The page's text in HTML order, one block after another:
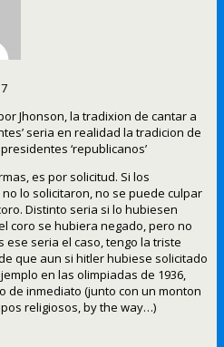
Jhonson, la tradixion de cantar a
seria en realidad la tradicion de
‘republicanos’
es por solicitud. Si los
lo solicitaron, no se puede culpar
Distinto seria si lo hubiesen
coro se hubiera negado, pero no
ese seria el caso, tengo la triste
que aun si hitler hubiese solicitado
en las olimpiadas de 1936,
de inmediato (junto con un monton
religiosos, by the way…)